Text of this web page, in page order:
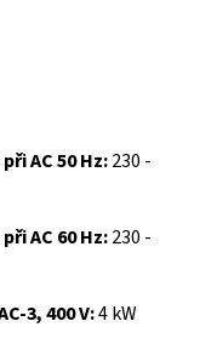
AC 50 Hz:230 -
AC 60 Hz:230 -
3, 400 V:4 kW